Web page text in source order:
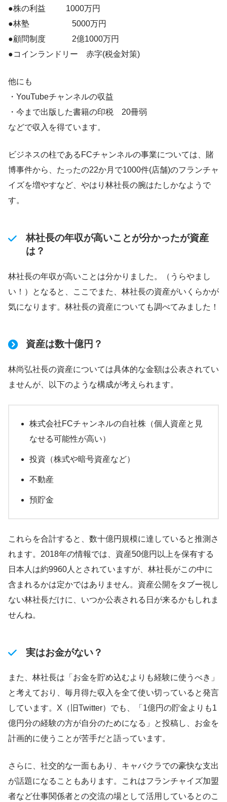
●株の利益 1000万円
●林塾 5000万円
●顧問制度 2億1000万円
●コインランドリー 赤字(税金対策)
他にも
・YouTubeチャンネルの収益
・今まで出版した書籍の印税 20冊弱
などで収入を得ています。
ビジネスの柱であるFCチャンネルの事業については、賭
博事件から、たったの22か月で1000件(店舗)のフランチャ
イズを増やすなど、やはり林社長の腕はたしかなようで
す。
林社長の年収が高いことが分かったが資産
は？
林社長の年収が高いことは分かりました。（うらやまし
い！）となると、ここでまた、林社長の資産がいくらかが
気になります。林社長の資産についても調べてみました！
資産は数十億円？
林尚弘社長の資産については具体的な金額は公表されてい
ませんが、以下のような構成が考えられます。
株式会社FCチャンネルの自社株（個人資産と見
なせる可能性が高い）
投資（株式や暗号資産など）
不動産
預貯金
これらを合計すると、数十億円規模に達していると推測さ
れます。2018年の情報では、資産50億円以上を保有する
日本人は約9960人とされていますが、林社長がこの中に
含まれるかは定かではありません。資産公開をタブー視し
ない林社長だけに、いつか公表される日が来るかもしれま
せんね。
実はお金がない？
また、林社長は「お金を貯め込むよりも経験に使うべき」
と考えており、毎月得た収入を全て使い切っていると発言
しています。X（旧Twitter）でも、「1億円の貯金よりも1
億円分の経験の方が自分のためになる」と投稿し、お金を
計画的に使うことが苦手だと語っています。
さらに、社交的な一面もあり、キャバクラでの豪快な支出
が話題になることもあります。これはフランチャイズ加盟
者など仕事関係者との交流の場として活用しているとのこ